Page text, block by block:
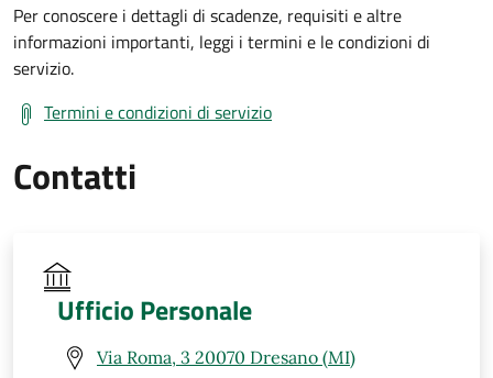
Per conoscere i dettagli di scadenze, requisiti e altre
informazioni importanti, leggi i termini e le condizioni di
servizio.
Termini e condizioni di servizio
Contatti
Ufficio Personale
Via Roma, 3 20070 Dresano (MI)